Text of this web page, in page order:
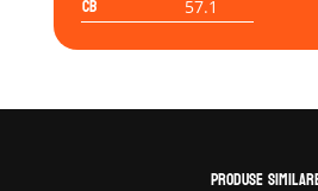
CB 57.1
Produse